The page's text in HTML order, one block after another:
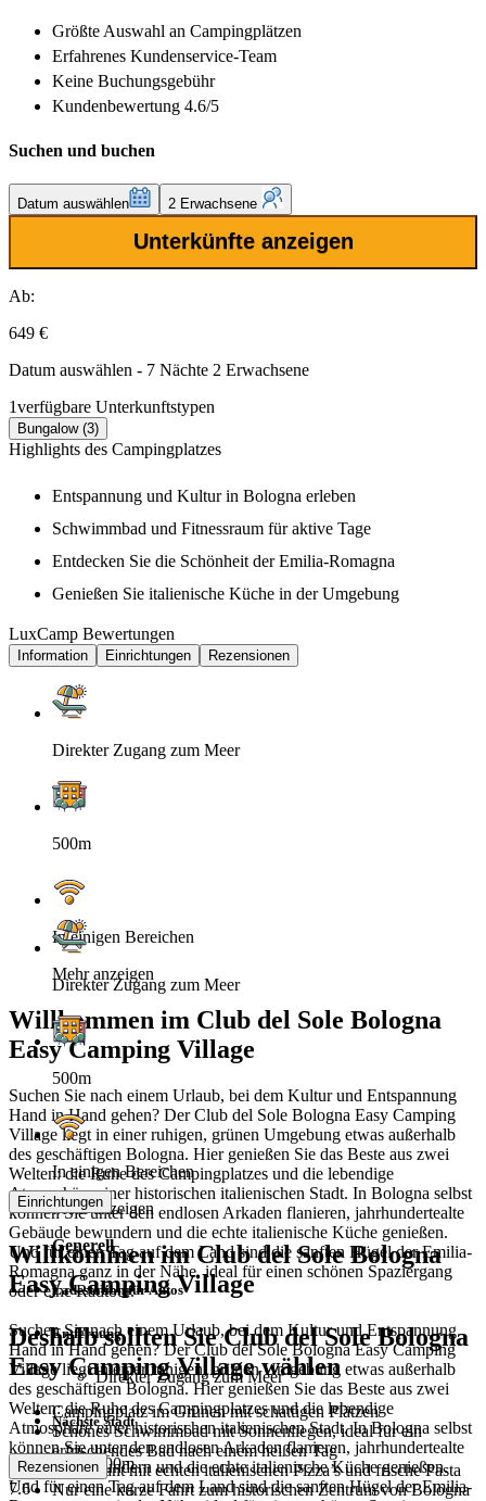
Größte Auswahl an Campingplätzen
Erfahrenes Kundenservice-Team
Keine Buchungsgebühr
Kundenbewertung 4.6/5
Suchen und buchen
Datum auswählen 2 Erwachsene
Unterkünfte anzeigen
Ab:
649 €
Datum auswählen - 7 Nächte 2 Erwachsene
1verfügbare Unterkunftstypen
Bungalow (3)
Highlights des Campingplatzes
Entspannung und Kultur in Bologna erleben
Schwimmbad und Fitnessraum für aktive Tage
Entdecken Sie die Schönheit der Emilia-Romagna
Genießen Sie italienische Küche in der Umgebung
LuxCamp Bewertungen
Information Einrichtungen Rezensionen
Direkter Zugang zum Meer
500m
In einigen Bereichen
Mehr anzeigen
Willkommen im Club del Sole Bologna
Easy Camping Village
Suchen Sie nach einem Urlaub, bei dem Kultur und Entspannung
Hand in Hand gehen? Der Club del Sole Bologna Easy Camping
Village liegt in einer ruhigen, grünen Umgebung etwas außerhalb
des geschäftigen Bologna. Hier genießen Sie das Beste aus zwei
Welten: die Ruhe des Campingplatzes und die lebendige
Atmosphäre einer historischen italienischen Stadt. In Bologna selbst
können Sie unter den endlosen Arkaden flanieren, jahrhundertealte
Gebäude bewundern und die echte italienische Küche genießen.
Und für einen Tag auf dem Land sind die sanften Hügel der Emilia-
Romagna ganz in der Nähe, ideal für einen schönen Spaziergang
oder eine Radtour.
Deshalb sollten Sie Club del Sole Bologna
Easy Camping Village wählen
Campingplatz im Grünen mit schattigen Plätzen
Schönes Schwimmbad mit Sonnenliegen, ideal für ein
erfrischendes Bad nach einem heißen Tag
Restaurant mit echten italienischen Pizza’s und frische Pasta
Nur eine kurze Fahrt zum historischen Zentrum von Bologna
Direkter Zugang zum Meer
500m
In einigen Bereichen
Mehr anzeigen
Willkommen im Club del Sole Bologna
Easy Camping Village
Suchen Sie nach einem Urlaub, bei dem Kultur und Entspannung
Hand in Hand gehen? Der Club del Sole Bologna Easy Camping
Village liegt in einer ruhigen, grünen Umgebung etwas außerhalb
des geschäftigen Bologna. Hier genießen Sie das Beste aus zwei
Welten: die Ruhe des Campingplatzes und die lebendige
Atmosphäre einer historischen italienischen Stadt. In Bologna selbst
können Sie unter den endlosen Arkaden flanieren, jahrhundertealte
Gebäude bewundern und die echte italienische Küche genießen.
Und für einen Tag auf dem Land sind die sanften Hügel der Emilia-
Einrichtungen
Generell
Ladestation für Autos
Entfernung
Direkter Zugang zum Meer
Nächste Stadt
500m
Rezensionen
7.6